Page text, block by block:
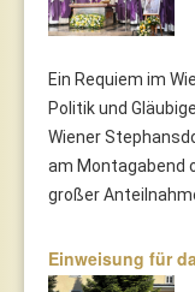
Ein Requiem im
Politik und
Wiener
am Montagabend
großer
Einweisung für